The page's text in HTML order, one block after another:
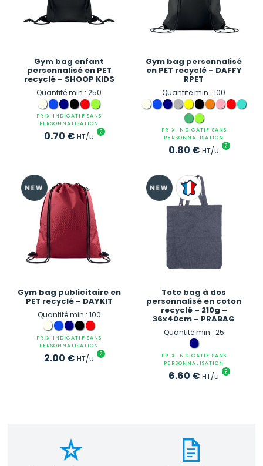
Gym bag enfant
personnalisé en PET
recyclé – SHOOP KIDS
Quantité min : 250
PRIX INDICATIF SANS
PERSONNALISATION
0.70 € HT/u ?
Gym bag personnalisé
en PET recyclé – DAFFY
RPET
Quantité min : 100
PRIX INDICATIF SANS
PERSONNALISATION
0.80 € HT/u ?
Gym bag publicitaire en
PET recyclé – DAYKIT
Quantité min : 100
PRIX INDICATIF SANS
PERSONNALISATION
2.00 € HT/u ?
Tote bag à dos
personnalisé en coton
recyclé – 210g –
36x40cm – PRABAG
Quantité min : 25
PRIX INDICATIF SANS
PERSONNALISATION
6.60 € HT/u ?